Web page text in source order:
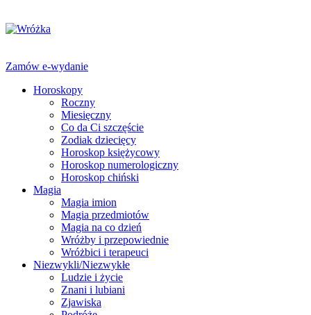
Zamów e-wydanie
Horoskopy
Roczny
Miesięczny
Co da Ci szczęście
Zodiak dziecięcy
Horoskop księżycowy
Horoskop numerologiczny
Horoskop chiński
Magia
Magia imion
Magia przedmiotów
Magia na co dzień
Wróżby i przepowiednie
Wróżbici i terapeuci
Niezwykli/Niezwykłe
Ludzie i życie
Znani i lubiani
Zjawiska